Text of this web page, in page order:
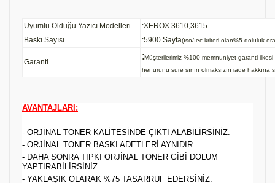
Uyumlu Olduğu Yazıcı Modelleri
:XEROX 3610,3615
Baskı Sayısı
:5900 Sayfa(ıso/ıec kriteri olan%5 doluluk
Garanti
:Müşterilerimiz %100 memnuniyet garanti
her ürünü süre sınırı olmaksızın iade hakkına
AVANTAJLARI:
- ORJİNAL TONER KALİTESİNDE ÇIKTI ALABİLİRSİNİZ.
- ORJİNAL TONER BASKI ADETLERİ AYNIDIR.
- DAHA SONRA TIPKI ORJİNAL TONER GİBİ DOLUM
YAPTIRABİLİRSİNİZ.
- YAKLAŞIK OLARAK %75 TASARRUF EDERSİNİZ.